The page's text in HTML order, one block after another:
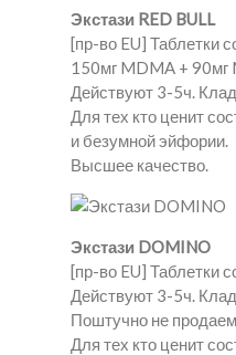
Экстази RED BULL
[пр-во EU] Таблетки
150мг MDMA + 90мг
Действуют 3-5ч.
Для тех кто ценит
и безумной эйфории.
Высшее качество.
Экстази DOMINO
[пр-во EU] Таблетки
Действуют 3-5ч.
Поштучно не
Для тех кто ценит